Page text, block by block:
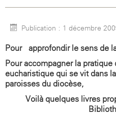
Publication : 1 décembre
Pour approfondir le sens de
Pour accompagner la pratique
eucharistique qui se vit dans
paroisses du diocèse,
Voilà quelques livres